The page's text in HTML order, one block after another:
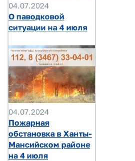
04.07.2024
О паводковой
ситуации на 4 июля
04.07.2024
Пожарная
обстановка в Ханты-
Мансийском районе
на 4 июля